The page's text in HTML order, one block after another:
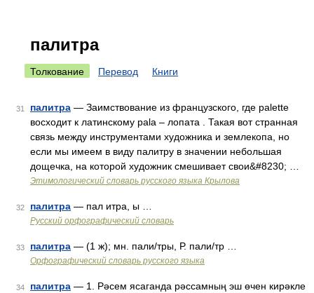
палитра
Толкование Перевод Книги
31 палитра — Заимствование из французского, где palette
восходит к латинскому pala – лопата . Такая вот странная
связь между инструментами художника и землекопа, но
если мы имеем в виду палитру в значении небольшая
дощечка, на которой художник смешивает свои&#8230; …
Этимологический словарь русского языка Крылова
32 палитра — пал итра, ы …
Русский орфографический словарь
33 палитра — (1 ж); мн. пали/тры, Р. пали/тр …
Орфографический словарь русского языка
34 палитра — 1. Рәсем ясаганда рәссамның эш өчен кирәкле